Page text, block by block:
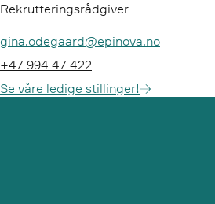
Rekrutteringsrådgiver
gina.odegaard@epinova.no
+47 994 47 422
Se våre ledige stillinger!